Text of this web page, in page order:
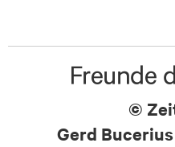
©
Gerd Bucerius